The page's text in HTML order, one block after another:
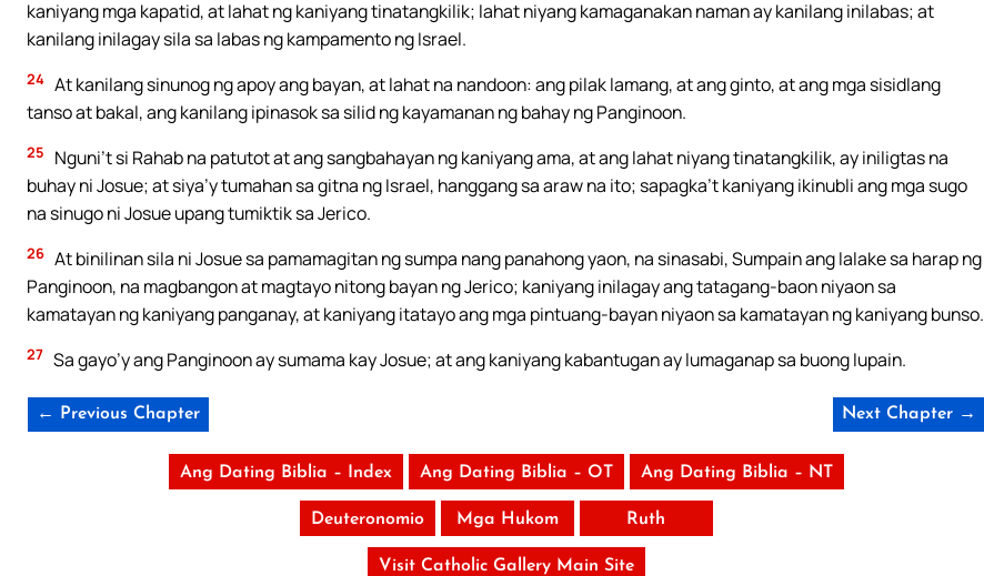
kaniyang mga kapatid, at lahat ng kaniyang tinatangkilik; lahat niyang kamaganakan naman ay kanilang inilabas; at
kanilang inilagay sila sa labas ng kampamento ng Israel.
24 At kanilang sinunog ng apoy ang bayan, at lahat na nandoon: ang pilak lamang, at ang ginto, at ang mga sisidlang
tanso at bakal, ang kanilang ipinasok sa silid ng kayamanan ng bahay ng Panginoon.
25
Nguni’t si Rahab na patutot at ang sangbahayan ng kaniyang ama, at ang lahat niyang tinatangkilik, ay iniligtas na
buhay ni Josue; at siya’y tumahan sa gitna ng Israel, hanggang sa araw na ito; sapagka’t kaniyang ikinubli ang mga sugo
na sinugo ni Josue upang tumiktik sa Jerico.
26 At binilinan sila ni Josue sa pamamagitan ng sumpa nang panahong yaon, na sinasabi, Sumpain ang lalake sa harap ng
Panginoon, na magbangon at magtayo nitong bayan ng Jerico; kaniyang inilagay ang tatagang-baon niyaon sa
kamatayan ng kaniyang panganay, at kaniyang itatayo ang mga pintuang-bayan niyaon sa kamatayan ng kaniyang bunso.
27 Sa gayo’y ang Panginoon ay sumama kay Josue; at ang kaniyang kabantugan ay lumaganap sa buong lupain.
← Previous Chapter Next Chapter →
Ang Dating Biblia – Index Ang Dating Biblia – OT Ang Dating Biblia – NT
Deuteronomio Mga Hukom Ruth
Visit Catholic Gallery Main Site